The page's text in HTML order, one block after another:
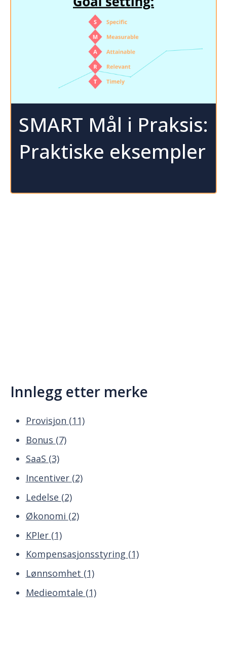
SMART Mål i Praksis:
Praktiske eksempler
Innlegg etter merke
Provisjon (11)
Bonus (7)
SaaS (3)
Incentiver (2)
Ledelse (2)
Økonomi (2)
KPIer (1)
Kompensasjonsstyring (1)
Lønnsomhet (1)
Medieomtale (1)